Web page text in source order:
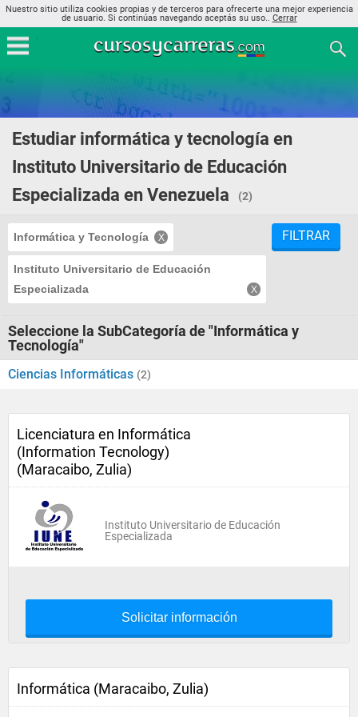
Nuestro sitio utiliza cookies propias y de terceros para ofrecerte una mejor experiencia
de usuario. Si continúas navegando aceptás su uso.. Cerrar
Estudiar informática y tecnología en
Instituto Universitario de Educación
Especializada en Venezuela
(2)
Informática y Tecnología
Instituto Universitario de Educación
Especializada
FILTRAR
Seleccione la SubCategoría de "Informática y
Tecnología"
Ciencias Informáticas (2)
Licenciatura en Informática
(Information Tecnology)
(Maracaibo, Zulia)
Instituto Universitario de Educación
Especializada
Solicitar información
Informática (Maracaibo, Zulia)